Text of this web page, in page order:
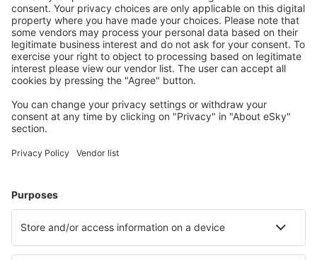
Benátky
Elba Marina di Campo (EBA)
Olbia Costa Smeralda (OLB)
Palermo Punta Raisi (PMO)
Pantelleria Airport (PNL)
Brindisi Papola Casale (BDS)
Parma Intl Airport (PMF)
Pisa Galileo Galilei (PSA)
Reggio di Calabria Airport (REG)